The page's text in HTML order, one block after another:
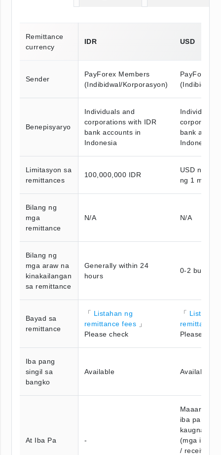
Remittance
currency
IDR USD
Sender
PayForex Members
(Indibidwal/Korporasyon)
PayForex
(Indibidwal/
Benepisyaryo
Individuals and
corporations with IDR
bank accounts in
Indonesia
Individuals
bank
Indonesia
Limitasyon sa
remittances
100,000,000 IDR
USD na
ng 1
Bilang ng
mga
remittance
N/A N/A
Bilang ng
mga araw na
kinakailangan
sa remittance
Generally within 24
hours
0-2
Bayad sa
remittance
「 Listahan ng
remittance fees
」
Please check
「 Listahan
remittance
Please
Iba pang
singil sa
bangko
Available Available
At Iba Pa -
Maaaring
iba pang
kaugnay na
(mga
/ receiving